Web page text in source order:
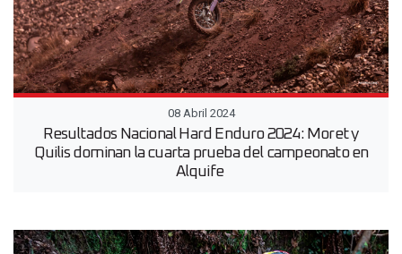
08 Abril 2024
Resultados Nacional Hard Enduro 2024: Moret y
Quilis dominan la cuarta prueba del campeonato en
Alquife